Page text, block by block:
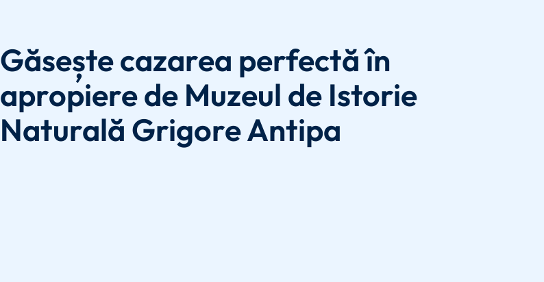
Găsește cazarea perfectă în
apropiere de Muzeul de Istorie
Naturală Grigore Antipa